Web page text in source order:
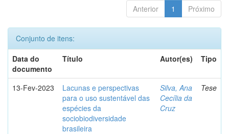
Anterior 1 Próximo
Conjunto de itens:
Data do
documento
Título Autor(es) Tipo
13-Fev-2023
Lacunas e perspectivas
para o uso sustentável das
espécies da
sociobiodiversidade
brasileira
Silva, Ana
Cecília da
Cruz
Tese